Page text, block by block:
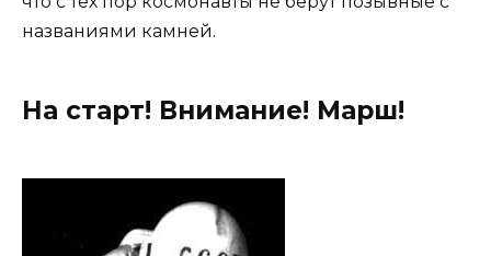
названиями камней.
На старт! Внимание! Марш!